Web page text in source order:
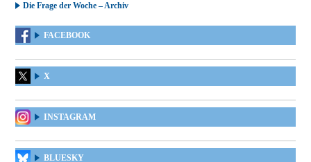
Die Frage der Woche – Archiv
FACEBOOK
X
INSTAGRAM
BLUESKY